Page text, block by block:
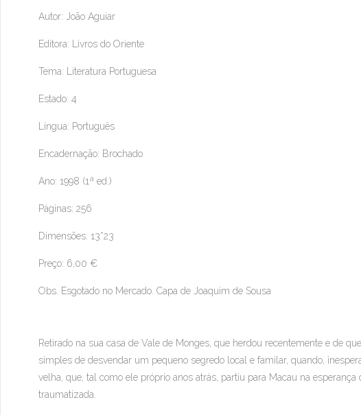
Autor: João Aguiar
Editora: Livros do Oriente
Tema: Literatura Portuguesa
Estado: 4
Língua: Português
Encadernação: Brochado
Ano: 1998 (1ª ed.)
Páginas: 256
Dimensões: 13*23
Preço: 6,00 €
Obs. Esgotado no Mercado. Capa de Joaquim de Sousa
Retirado na sua casa de Vale de Monges, que herdou recentemente e de
simples de desvendar um pequeno segredo local e familar, quando,
velha, que, tal como ele próprio anos atrás, partiu para Macau na
traumatizada.